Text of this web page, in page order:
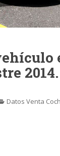
2014.
Datos Venta